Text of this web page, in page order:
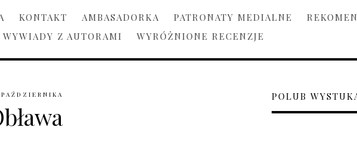
KONTAKT AMBASADORKA PATRONATY MEDIALNE
WYWIADY Z AUTORAMI
WYRÓŻNIONE RECENZJE
POLUB